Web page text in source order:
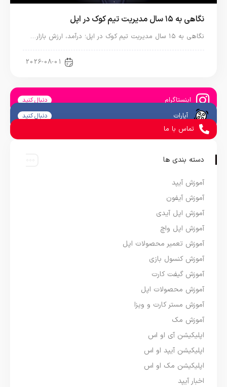
نگاهی به ۱۵ سال مدیریت تیم کوک در اپل
نگاهی به ۱۵ سال مدیریت تیم کوک در اپل؛ درآمد، ارزش بازار…
2026-08-01
اینستاگرام دنبال کنید
آپارات دنبال کنید
تماس با ما
دسته بندی ها
آموزش آیپد
آموزش آیفون
آموزش اپل آیدی
آموزش اپل واچ
آموزش تعمیر محصولات اپل
آموزش کنسول بازی
آموزش گیفت کارت
آموزش محصولات اپل
آموزش مستر کارت و ویزا
آموزش مک
اپلیکیشن آی او اس
اپلیکیشن آیپد او اس
اپلیکیشن مک او اس
اخبار آیپد